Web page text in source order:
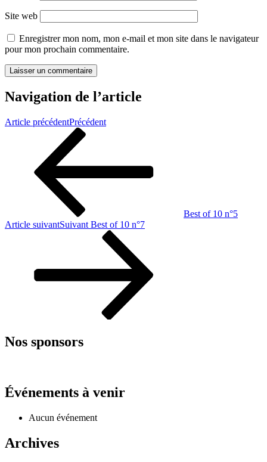
Site web
Enregistrer mon nom, mon e-mail et mon site dans le navigateur
pour mon prochain commentaire.
Navigation de l’article
Article précédentPrécédent
Best of 10 n°5
Article suivantSuivant Best of 10 n°7
Nos sponsors
Événements à venir
Aucun événement
Archives